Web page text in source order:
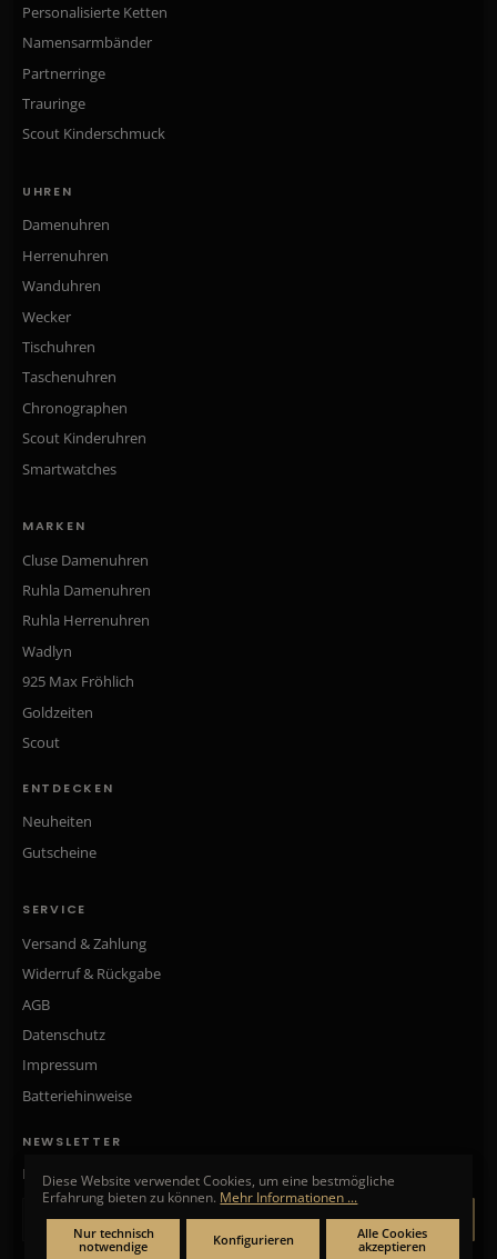
Personalisierte Ketten
Namensarmbänder
Partnerringe
Trauringe
Scout Kinderschmuck
UHREN
Damenuhren
Herrenuhren
Wanduhren
Wecker
Tischuhren
Taschenuhren
Chronographen
Scout Kinderuhren
Smartwatches
MARKEN
Cluse Damenuhren
Ruhla Damenuhren
Ruhla Herrenuhren
Wadlyn
925 Max Fröhlich
Goldzeiten
Scout
ENTDECKEN
Neuheiten
Gutscheine
SERVICE
Versand & Zahlung
Widerruf & Rückgabe
AGB
Datenschutz
Impressum
Batteriehinweise
NEWSLETTER
Neue Kollektionen, exklusive Angebote & Aktionen direkt in Ihr Postfach.
ANMELDEN
Diese Website verwendet Cookies, um eine bestmögliche
Erfahrung bieten zu können. Mehr Informationen ...
Nur technisch
notwendige
Konfigurieren
Alle Cookies
akzeptieren